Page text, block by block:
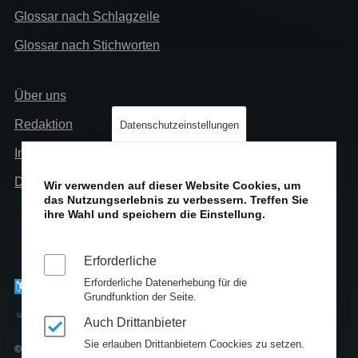
Glossar nach Schlagzeile
Glossar nach Stichworten
Links
Über uns
Redaktion
Impressum
Datenschutz
© Copyright 2010-2025
Datenschutzeinstellungen
Wir verwenden auf dieser Website Cookies, um
das Nutzungserlebnis zu verbessern. Treffen Sie
ihre Wahl und speichern die Einstellung.
Erforderliche
Erforderliche Datenerhebung für die
Grundfunktion der Seite.
Auch Drittanbieter
Sie erlauben Drittanbietern Coockies zu setzen.